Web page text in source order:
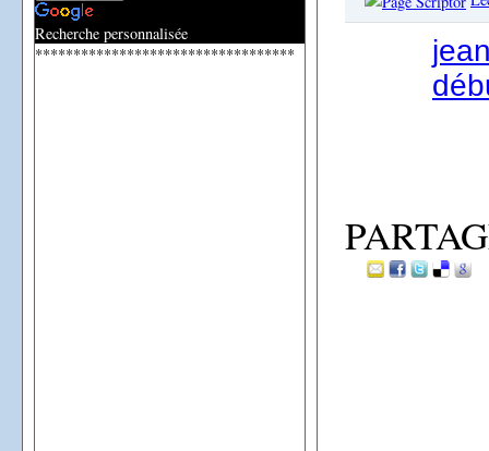
Recherche personnalisée
**********************************